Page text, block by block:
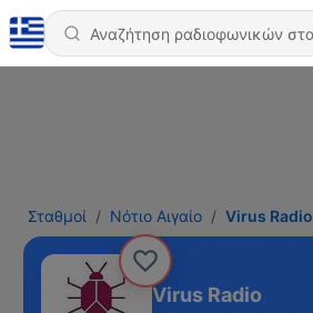
Σταθμοί Νότιο Αιγαίο Virus Radio
Virus Radio